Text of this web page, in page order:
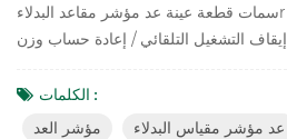
سمات قطعة عينة عد مؤشر مقاعد البدلاءr للتغليف الصفر / الفارغة / ما
التشغيل التلقائي / إعادة حساب وزن
عالية في 1/30000 شاشة LCD ساطعة بإضاءة خلفية خضراء إسكان
ABS متين عالي التأثير يدعم ما يصل إلى ثماني خلايا تحميل تناظرية بقوة
الكلمات :
مؤشر العد
عد مؤشر مقياس البدلاء